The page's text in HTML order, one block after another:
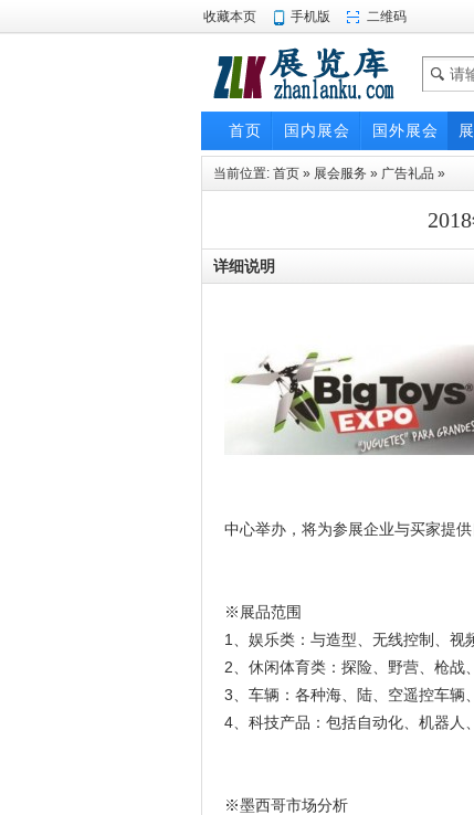
收藏本页 手机版 二维码
首页 国内展会 国外展会
当前位置: 首页 » 展会服务 » 广告礼品 »
详细说明
中心举办，将为参展企业与买家提供
※展品范围
1、娱乐类：与造型、无线控制、视
2、休闲体育类：探险、野营、枪战
3、车辆：各种海、陆、空遥控车辆
4、科技产品：包括自动化、机器人
※墨西哥市场分析